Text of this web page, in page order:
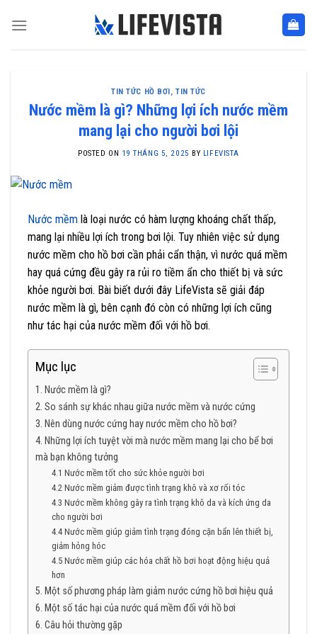
TIN TỨC HỒ BƠI,TIN TỨC
Nước mềm là gì? Những lợi ích nước mềm
mang lại cho người bơi lội
POSTED ON 19 THÁNG 5, 2025 BY LIFEVISTA
Nước mềm là loại nước có hàm lượng khoáng chất thấp,
mang lại nhiều lợi ích trong bơi lội. Tuy nhiên việc sử dụng
nước mềm cho hồ bơi cần phải cẩn thận, vì nước quá mềm
hay quá cứng đều gây ra rủi ro tiềm ẩn cho thiết bị và sức
khỏe người bơi. Bài biết dưới đây LifeVista sẽ giải đáp
nước mềm là gì, bên cạnh đó còn có những lợi ích cũng
như tác hại của nước mềm đối với hồ bơi.
Mục lục
1. Nước mềm là gì?
2. So sánh sự khác nhau giữa nước mềm và nước cứng
3. Nên dùng nước cứng hay nước mềm cho hồ bơi?
4. Những lợi ích tuyệt vời mà nước mềm mang lại cho bể bơi
mà bạn không tưởng
4.1 Nước mềm tốt cho sức khỏe người bơi
4.2 Nước mềm giảm được tình trạng khô và xơ rối tóc
4.3 Nước mềm không gây ra tình trạng khô da và kích ứng da
cho người bơi
4.4 Nước mềm giúp giảm tình trạng đóng cặn bẩn lên thiết bị,
giảm hỏng hóc
4.5 Nước mềm giúp các hóa chất hồ bơi hoạt động hiệu quả
hơn
5. Một số phương pháp làm giảm nước cứng hồ bơi hiệu quả
6. Một số tác hại của nước quá mềm đối với hồ bơi
6. Câu hỏi thường gặp